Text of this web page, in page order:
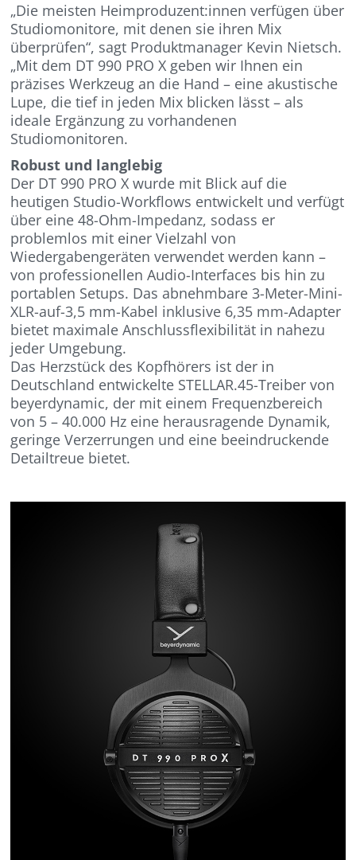
„Die meisten Heimproduzent:innen verfügen über
Studiomonitore, mit denen sie ihren Mix
überprüfen“, sagt Produktmanager Kevin Nietsch.
„Mit dem DT 990 PRO X geben wir Ihnen ein
präzises Werkzeug an die Hand – eine akustische
Lupe, die tief in jeden Mix blicken lässt – als
ideale Ergänzung zu vorhandenen
Studiomonitoren.
Robust und langlebig
Der DT 990 PRO X wurde mit Blick auf die
heutigen Studio-Workflows entwickelt und verfügt
über eine 48-Ohm-Impedanz, sodass er
problemlos mit einer Vielzahl von
Wiedergabengeräten verwendet werden kann –
von professionellen Audio-Interfaces bis hin zu
portablen Setups. Das abnehmbare 3-Meter-Mini-
XLR-auf-3,5 mm-Kabel inklusive 6,35 mm-Adapter
bietet maximale Anschlussflexibilität in nahezu
jeder Umgebung.
Das Herzstück des Kopfhörers ist der in
Deutschland entwickelte STELLAR.45-Treiber von
beyerdynamic, der mit einem Frequenzbereich
von 5 – 40.000 Hz eine herausragende Dynamik,
geringe Verzerrungen und eine beeindruckende
Detailtreue bietet.